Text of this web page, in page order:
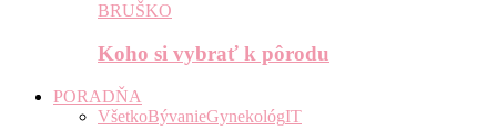
BRUŠKO
Koho si vybrať k pôrodu
PORADŇA
VšetkoBývanieGynekológIT